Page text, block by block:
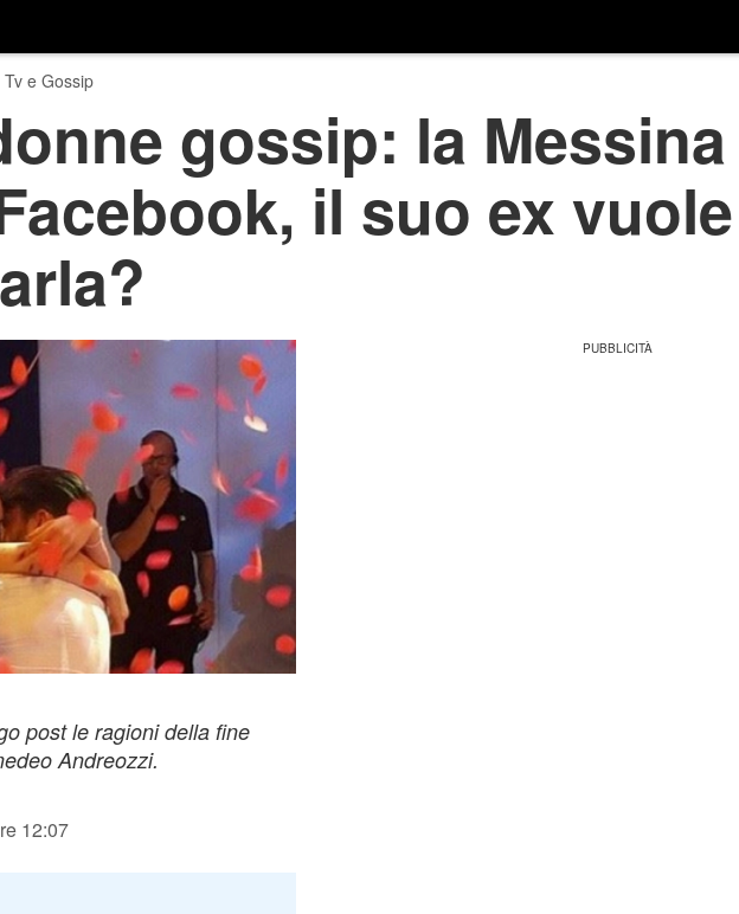
Tv e Gossip
gossip: la Messina
il suo ex vuole
post le ragioni della fine
Andreozzi.
12:07